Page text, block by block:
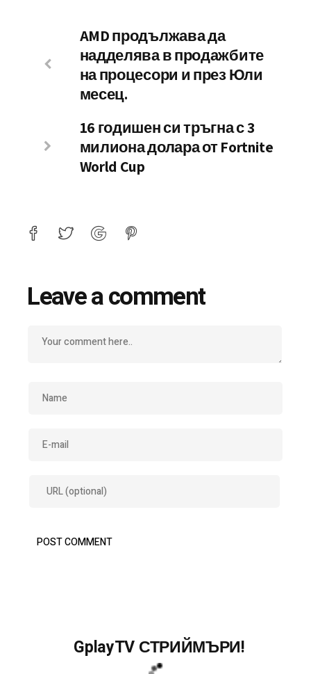
AMD продължава да
надделява в продажбите
на процесори и през Юли
месец.
16 годишен си тръгна с 3
милиона долара от Fortnite
World Cup
Leave a comment
GplayTV СТРИЙМЪРИ!